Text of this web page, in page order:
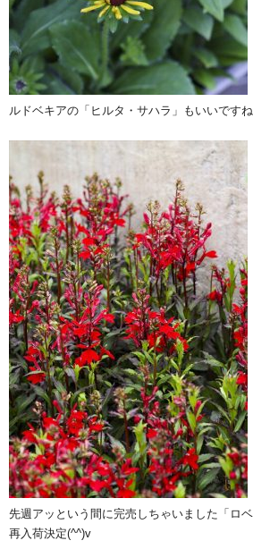
ルドベキアの「ヒルタ・サハラ」もいいです
先週アッという間に完売しちゃいました「ロ
再入荷決定(^^)v